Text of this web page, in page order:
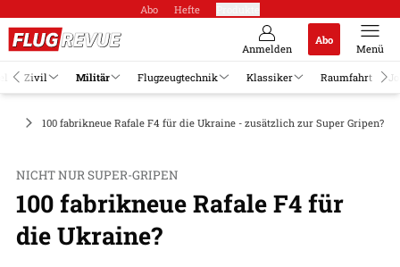
Abo Hefte
Anmelden
Abo
Menü
Zivil Militär Flugzeugtechnik Klassiker Raumfahrt
100 fabrikneue Rafale F4 für die Ukraine - zusätzlich zur Super Gripen?
NICHT NUR SUPER-GRIPEN
100 fabrikneue Rafale F4 für
die Ukraine?